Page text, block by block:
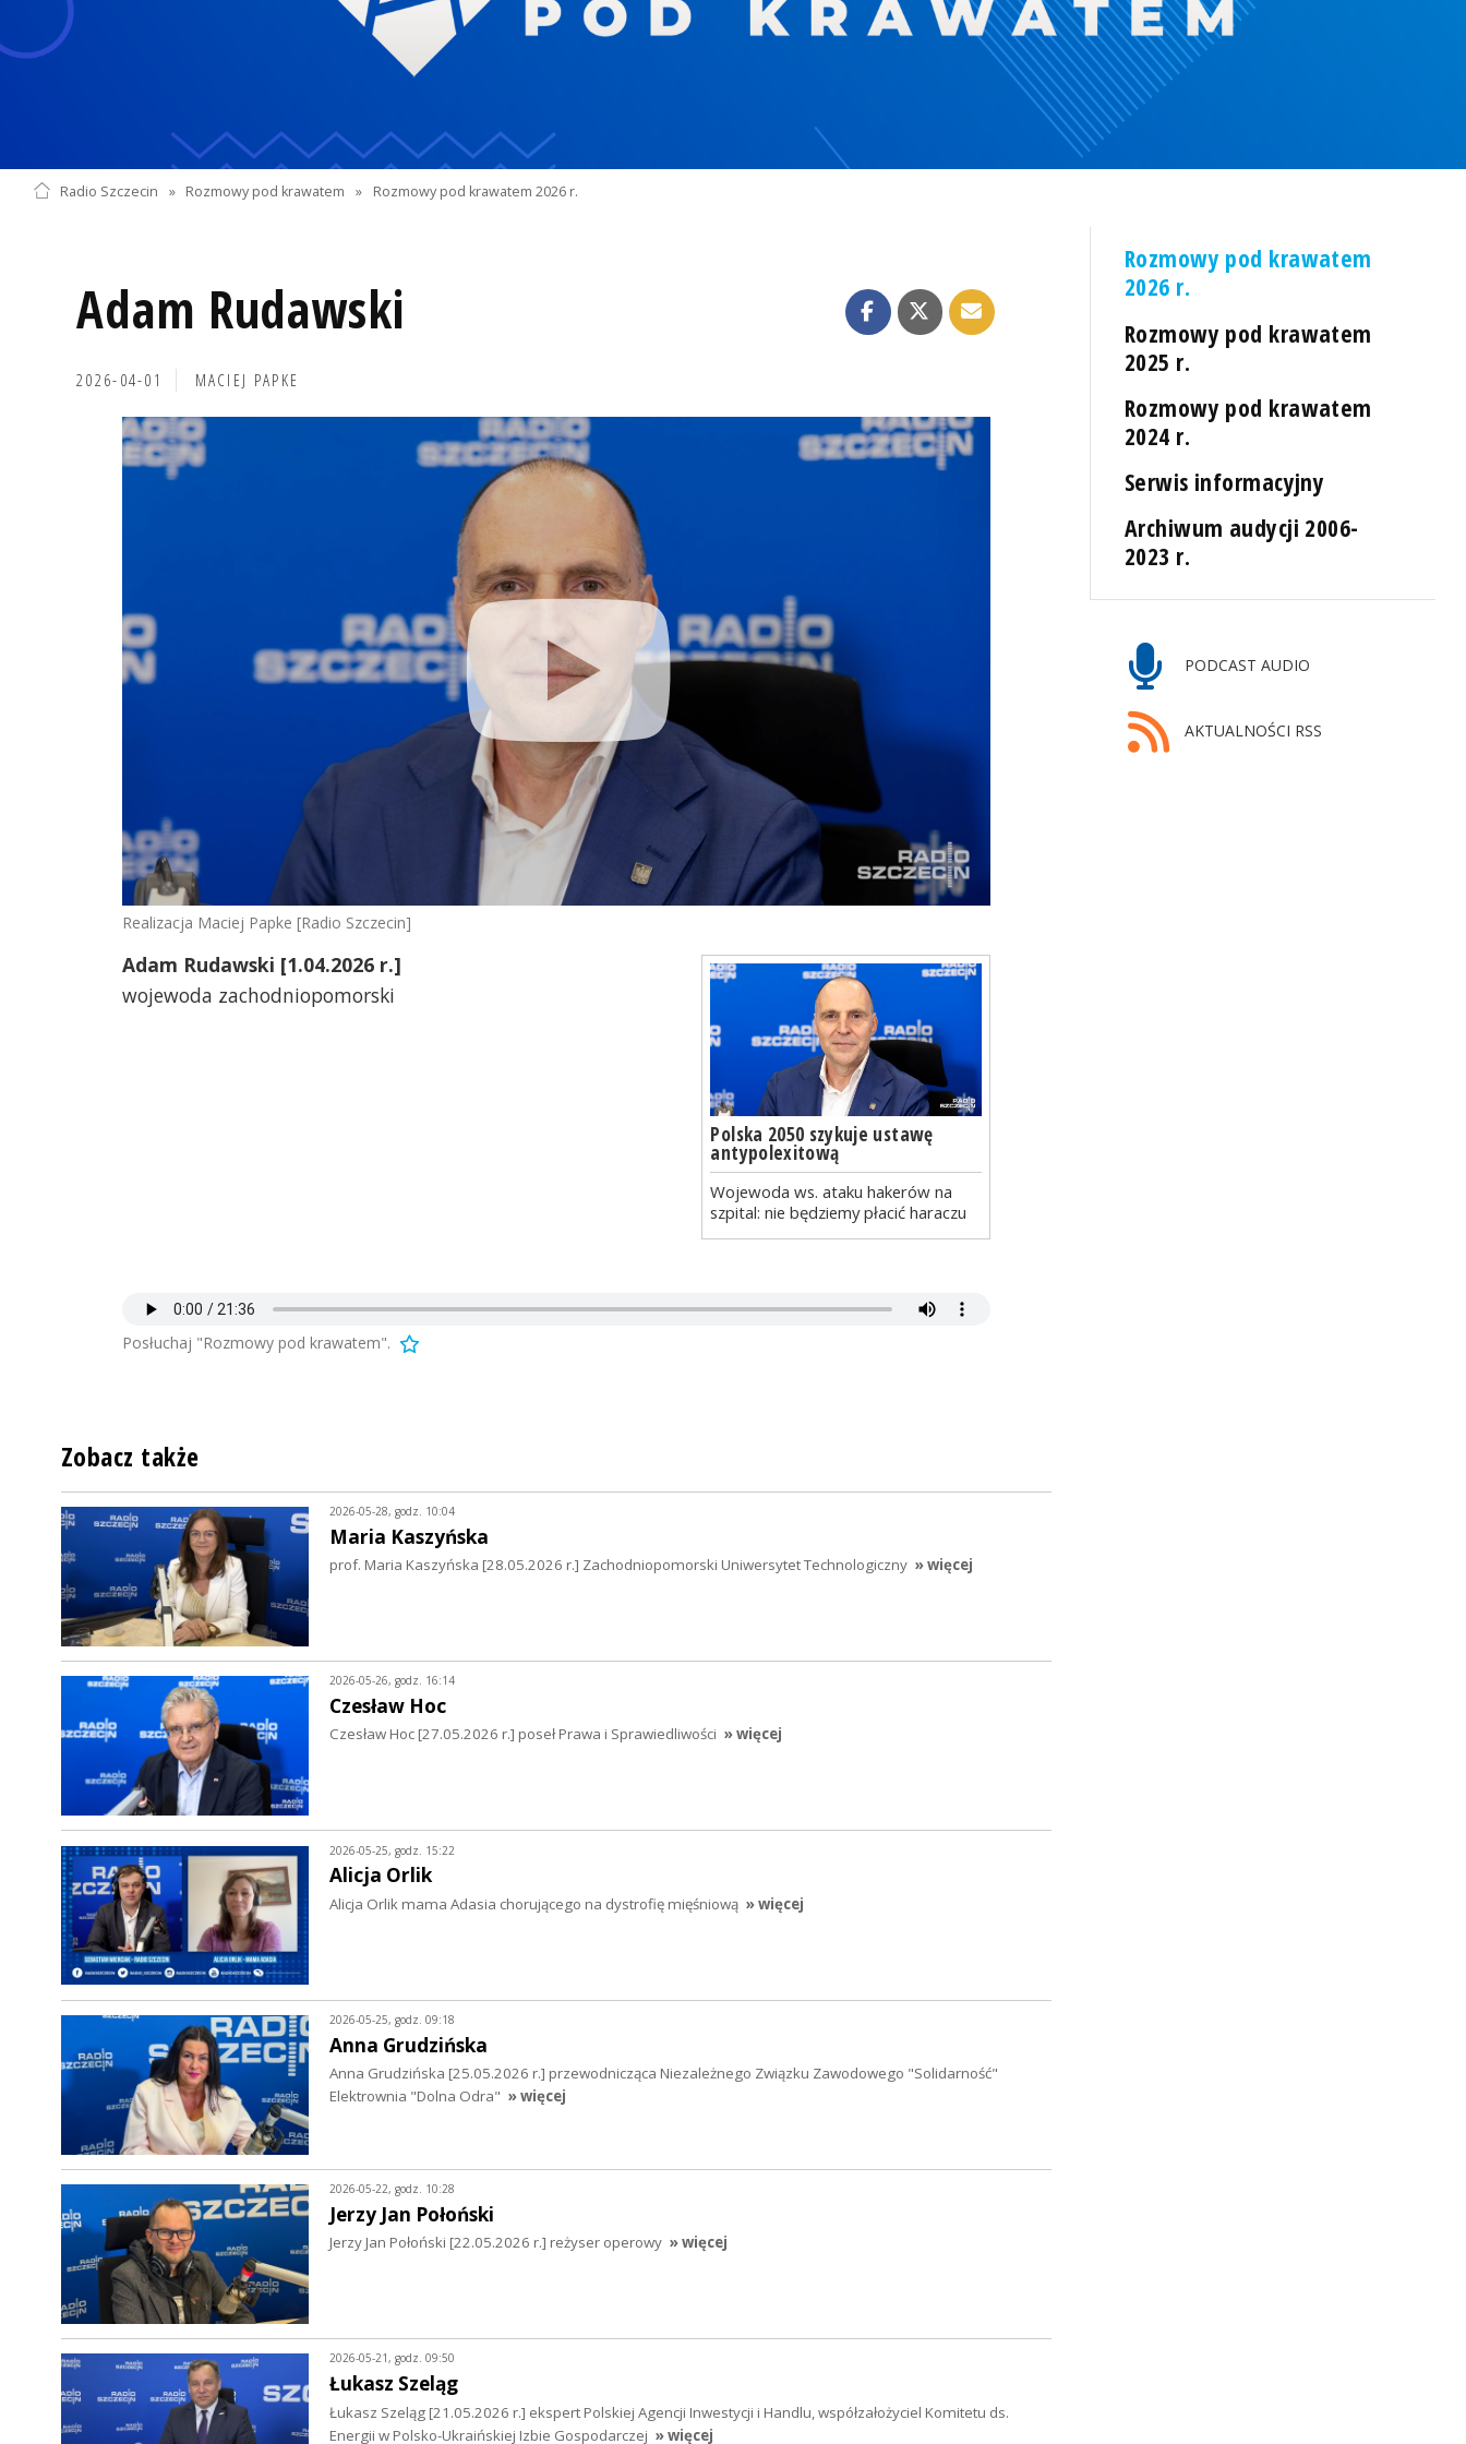
Radio Szczecin » Rozmowy pod krawatem » Rozmowy pod krawatem 2026 r.
Adam Rudawski
2026-04-01 MACIEJ PAPKE
Realizacja Maciej Papke [Radio Szczecin]
Polska 2050 szykuje ustawę
antypolexitową
Wojewoda ws. ataku hakerów na
szpital: nie będziemy płacić haraczu
Adam Rudawski [1.04.2026 r.]
wojewoda zachodniopomorski
Posłuchaj "Rozmowy pod krawatem".
Rozmowy pod krawatem
2026 r.
Rozmowy pod krawatem
2025 r.
Rozmowy pod krawatem
2024 r.
Serwis informacyjny
Archiwum audycji 2006-
2023 r.
PODCAST AUDIO
AKTUALNOŚCI RSS
Zobacz także
2026-05-28, godz. 10:04
Maria Kaszyńska
prof. Maria Kaszyńska [28.05.2026 r.] Zachodniopomorski Uniwersytet Technologiczny » więcej
2026-05-26, godz. 16:14
Czesław Hoc
Czesław Hoc [27.05.2026 r.] poseł Prawa i Sprawiedliwości » więcej
2026-05-25, godz. 15:22
Alicja Orlik
Alicja Orlik mama Adasia chorującego na dystrofię mięśniową » więcej
2026-05-25, godz. 09:18
Anna Grudzińska
Anna Grudzińska [25.05.2026 r.] przewodnicząca Niezależnego Związku Zawodowego "Solidarność"
Elektrownia "Dolna Odra" » więcej
2026-05-22, godz. 10:28
Jerzy Jan Połoński
Jerzy Jan Połoński [22.05.2026 r.] reżyser operowy » więcej
2026-05-21, godz. 09:50
Łukasz Szeląg
Łukasz Szeląg [21.05.2026 r.] ekspert Polskiej Agencji Inwestycji i Handlu, współzałożyciel Komitetu ds.
Energii w Polsko-Ukraińskiej Izbie Gospodarczej » więcej